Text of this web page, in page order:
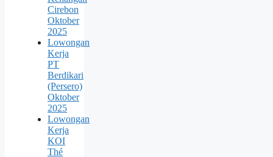
Cirebon
Oktober
2025
Lowongan
Kerja
PT
Berdikari
(Persero)
Oktober
2025
Lowongan
Kerja
KOI
Thé